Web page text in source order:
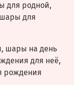
для родной,
для
шары на день
для неё,
рождения